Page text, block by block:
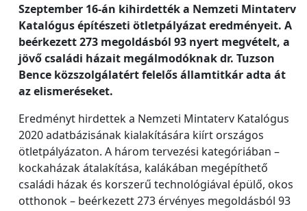
Szeptember 16-án kihirdették a Nemzeti Mintaterv
Katalógus építészeti ötletpályázat eredményeit. A
beérkezett 273 megoldásból 93 nyert megvételt, a
jövő családi házait megálmodóknak dr. Tuzson
Bence közszolgálatért felelős államtitkár adta át
az elismeréseket.
Eredményt hirdettek a Nemzeti Mintaterv Katalógus
2020 adatbázisának kialakítására kiírt országos
ötletpályázaton. A három tervezési kategóriában –
kockaházak átalakítása, kalákában megépíthető
családi házak és korszerű technológiával épülő, okos
otthonok – beérkezett 273 érvényes megoldásból 93